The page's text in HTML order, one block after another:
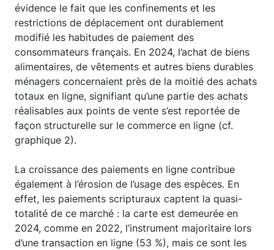
évidence le fait que les confinements et les
restrictions de déplacement ont durablement
modifié les habitudes de paiement des
consommateurs français. En 2024, l’achat de biens
alimentaires, de vêtements et autres biens durables
ménagers concernaient près de la moitié des achats
totaux en ligne, signifiant qu’une partie des achats
réalisables aux points de vente s’est reportée de
façon structurelle sur le commerce en ligne (cf.
graphique 2).
La croissance des paiements en ligne contribue
également à l’érosion de l’usage des espèces. En
effet, les paiements scripturaux captent la quasi-
totalité de ce marché : la carte est demeurée en
2024, comme en 2022, l’instrument majoritaire lors
d’une transaction en ligne (53 %), mais ce sont les